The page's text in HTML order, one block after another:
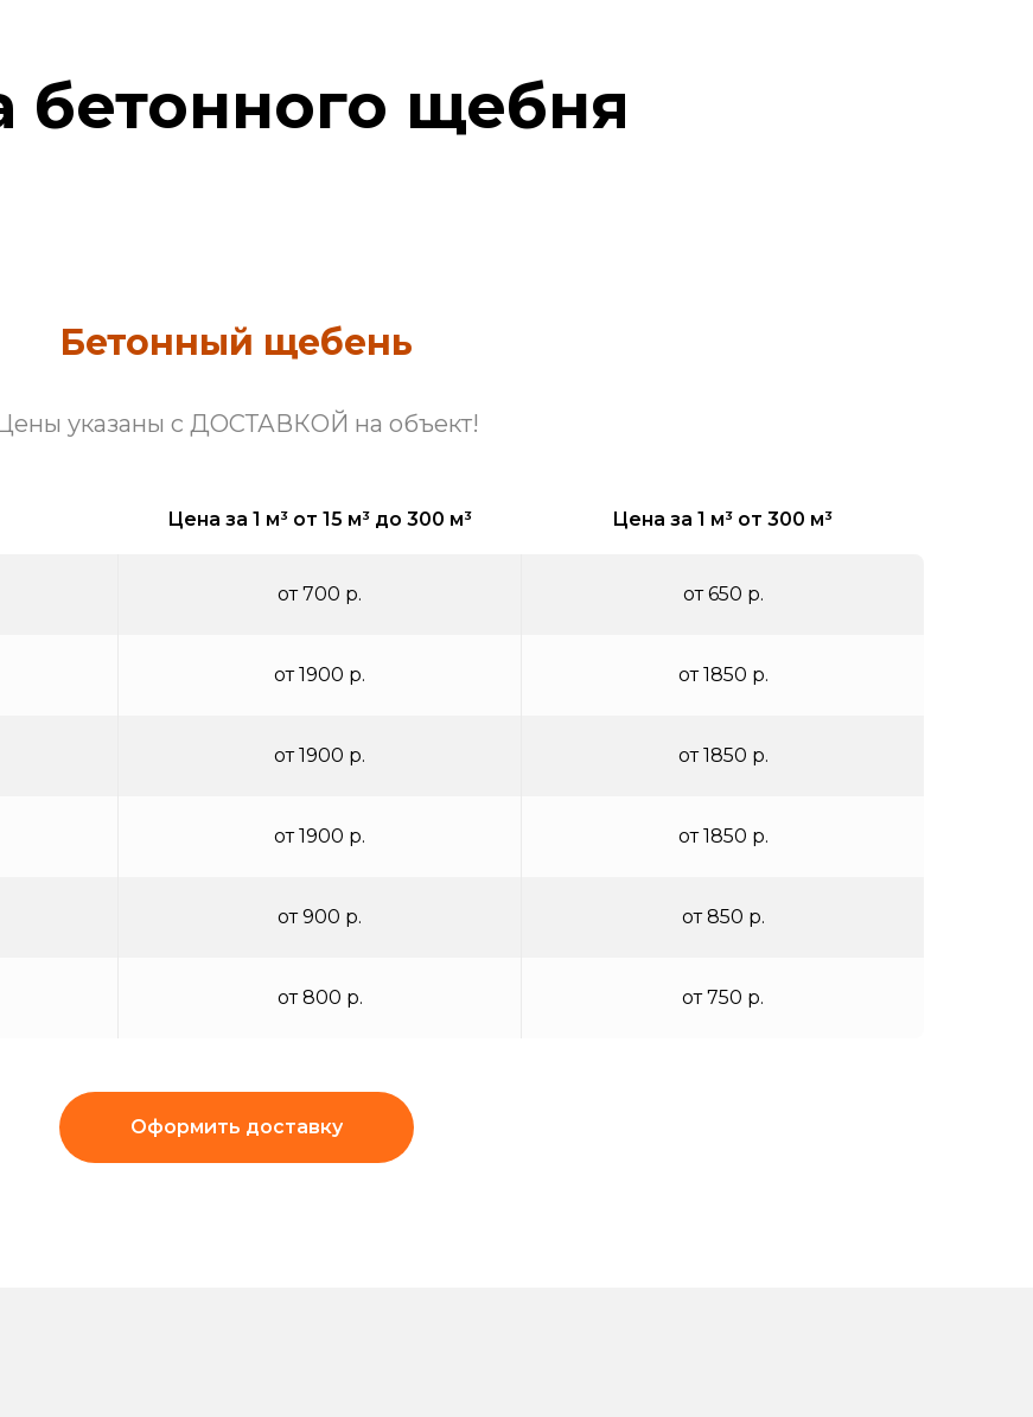
бетонного щебня
Бетонный щебень
указаны с ДОСТАВКОЙ на объект!
Цена за 1 м³ от 15 м³ до 300 м³ Цена за 1 м³ от 300 м³
от 700 р. от 650 р.
от 1900 р. от 1850 р.
от 1900 р. от 1850 р.
от 1900 р. от 1850 р.
от 900 р. от 850 р.
от 800 р. от 750 р.
Оформить доставку